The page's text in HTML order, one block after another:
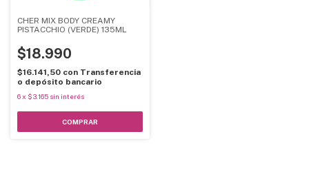
CHER MIX BODY CREAMY
PISTACCHIO (VERDE) 135ML
$18.990
$16.141,50 con Transferencia
o depósito bancario
6x $3.165 sin interés